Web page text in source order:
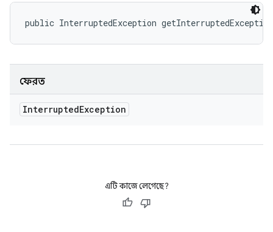
public InterruptedException
ফেরত
InterruptedException
এটি কাজে লেগেছে?